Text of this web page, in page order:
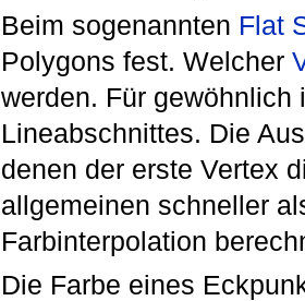
Beim sogenannten Flat
Polygons fest. Welcher
werden. Für
Lineabschnittes. Die
denen der erste Vertex
allgemeinen schneller
Farbinterpolation
Die Farbe eines